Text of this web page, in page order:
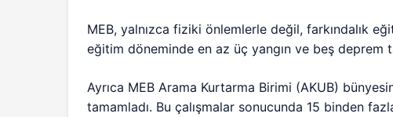
MEB, yalnızca fiziki önlemlerle değil, farkındalık
eğitim döneminde en az üç yangın ve beş deprem
Ayrıca MEB Arama Kurtarma Birimi (AKUB)
tamamladı. Bu çalışmalar sonucunda 15 binden